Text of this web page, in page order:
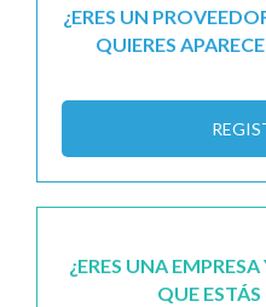
¿ERES UN
QUIERES
¿ERES UNA
QUE